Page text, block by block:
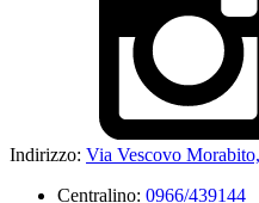
Indirizzo: Via Vescovo
Centralino: 0966/439144